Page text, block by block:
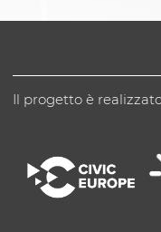
Il progetto è